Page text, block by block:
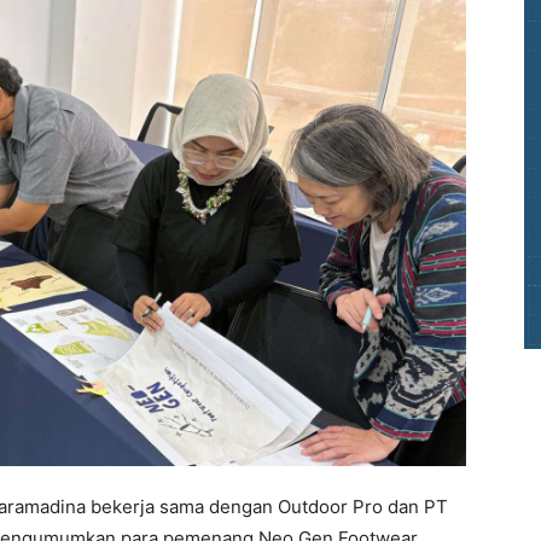
bekerja sama dengan Outdoor Pro dan PT